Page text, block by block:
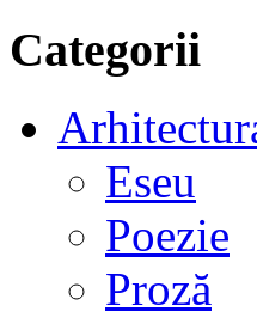
Categorii
Eseu
Poezie
Proză